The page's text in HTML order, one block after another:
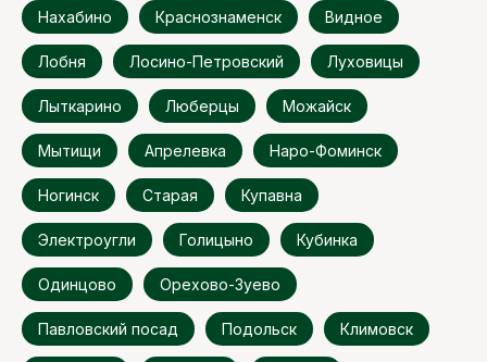
Нахабино Краснознаменск Видное
Лобня Лосино-Петровский Луховицы
Лыткарино Люберцы Можайск
Мытищи Апрелевка Наро-Фоминск
Ногинск Старая Купавна
Электроугли Голицыно Кубинка
Одинцово Орехово-Зуево
Павловский посад Подольск Климовск